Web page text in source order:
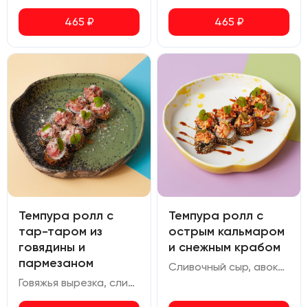
465 ₽ 465 ₽
Темпура ролл с
тар-таром из
говядины и
пармезаном
Говяжья вырезка, сливочный сыр, авокадо, трюфельный дрессинг, лук зеленый, пармезан
Темпура ролл с
острым кальмаром
и снежным крабом
Сливочный сыр, авокадо, снежный краб, соус спайси, кальмар, икра масаго, перец чили, соус мисо с добавлением меда, соус терияки